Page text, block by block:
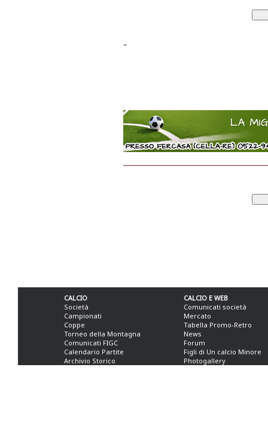
-
CALCIO
Società
Campionati
Coppe
Torneo della Montagna
Comunicati FIGC
Calendario Partite
Archivio Storico
CALCIO E WEB
Comunicati società
Mercato
Tabella Promo-Retro
News
Forum
Figli di Un calcio Minore
Photogallery